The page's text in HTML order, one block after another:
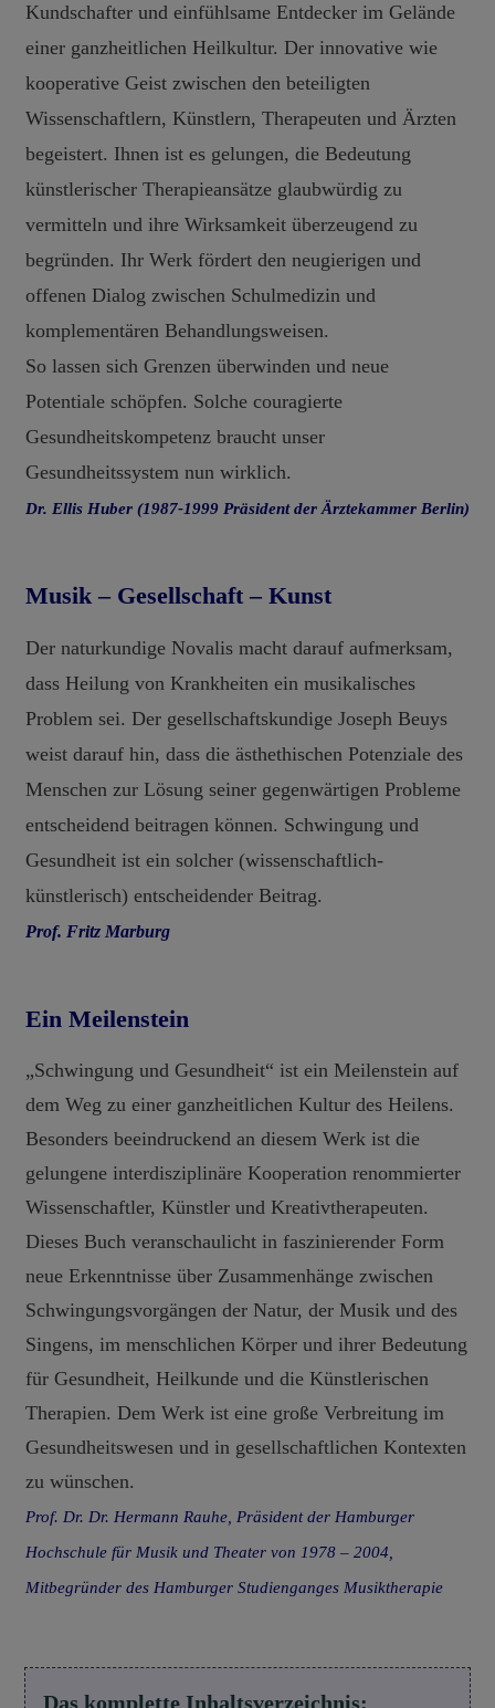
Kundschafter und einfühlsame Entdecker im Gelände
einer ganzheitlichen Heilkultur. Der innovative wie
kooperative Geist zwischen den beteiligten
Wissenschaftlern, Künstlern, Therapeuten und Ärzten
begeistert. Ihnen ist es gelungen, die Bedeutung
künstlerischer Therapieansätze glaubwürdig zu
vermitteln und ihre Wirksamkeit überzeugend zu
begründen. Ihr Werk fördert den neugierigen und
offenen Dialog zwischen Schulmedizin und
komplementären Behandlungsweisen.
So lassen sich Grenzen überwinden und neue
Potentiale schöpfen. Solche couragierte
Gesundheitskompetenz braucht unser
Gesundheitssystem nun wirklich.
Dr. Ellis Huber (1987-1999 Präsident der Ärztekammer Berlin)
Musik – Gesellschaft – Kunst
Der naturkundige Novalis macht darauf aufmerksam,
dass Heilung von Krankheiten ein musikalisches
Problem sei. Der gesellschaftskundige Joseph Beuys
weist darauf hin, dass die ästhethischen Potenziale des
Menschen zur Lösung seiner gegenwärtigen Probleme
entscheidend beitragen können. Schwingung und
Gesundheit ist ein solcher (wissenschaftlich-
künstlerisch) entscheidender Beitrag.
Prof. Fritz Marburg
Ein Meilenstein
„Schwingung und Gesundheit“ ist ein Meilenstein auf
dem Weg zu einer ganzheitlichen Kultur des Heilens.
Besonders beeindruckend an diesem Werk ist die
gelungene interdisziplinäre Kooperation renommierter
Wissenschaftler, Künstler und Kreativtherapeuten.
Dieses Buch veranschaulicht in faszinierender Form
neue Erkenntnisse über Zusammenhänge zwischen
Schwingungsvorgängen der Natur, der Musik und des
Singens, im menschlichen Körper und ihrer Bedeutung
für Gesundheit, Heilkunde und die Künstlerischen
Therapien. Dem Werk ist eine große Verbreitung im
Gesundheitswesen und in gesellschaftlichen Kontexten
zu wünschen.
Prof. Dr. Dr. Hermann Rauhe, Präsident der Hamburger
Hochschule für Musik und Theater von 1978 – 2004,
Mitbegründer des Hamburger Studienganges Musiktherapie
Das komplette Inhaltsverzeichnis: